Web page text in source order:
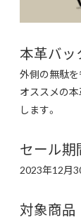
本革バ
外側の無駄
オススメの
します。
セール期
2023年12月
対象商品